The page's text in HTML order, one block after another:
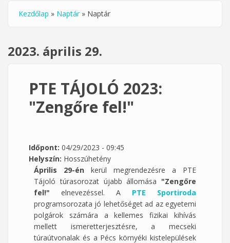
Jelenlegi hely
Kezdőlap » Naptár » Naptár
2023. április 29.
PTE TÁJOLÓ 2023:
"Zengőre fel!"
Időpont: 04/29/2023 - 09:45
Helyszín: Hosszúhetény
Április 29-én kerül megrendezésre a PTE
Tájoló túrasorozat újabb állomása "Zengőre
fel!" elnevezéssel. A PTE Sportiroda
programsorozata jó lehetőséget ad az egyetemi
polgárok számára a kellemes fizikai kihívás
mellett ismeretterjesztésre, a mecseki
túraútvonalak és a Pécs környéki kistelepülések